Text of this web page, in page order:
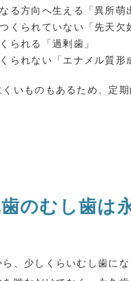
る方向へ生える「異所萌
くられていない「先天欠
られる「過剰歯」
られない「エナメル質形
いものもあるため、定
のむし歯は
ら、少しくらいむし歯に